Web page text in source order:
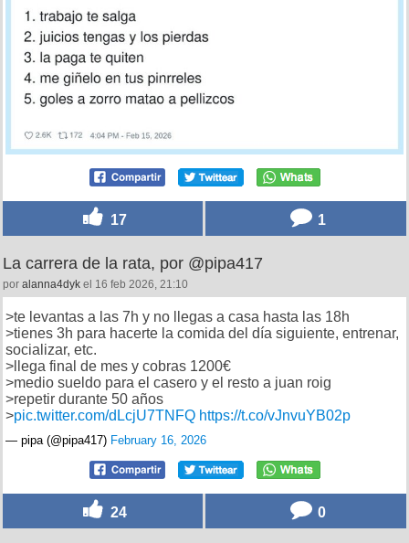
17 1
La carrera de la rata, por @pipa417
por alanna4dyk el 16 feb 2026, 21:10
>te levantas a las 7h y no llegas a casa hasta las 18h
>tienes 3h para hacerte la comida del día siguiente, entrenar,
socializar, etc.
>llega final de mes y cobras 1200€
>medio sueldo para el casero y el resto a juan roig
>repetir durante 50 años
>pic.twitter.com/dLcjU7TNFQ https://t.co/vJnvuYB02p
— pipa (@pipa417) February 16, 2026
24 0